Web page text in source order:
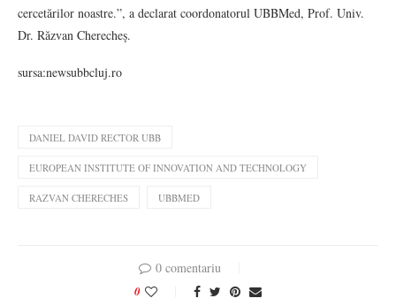
cercetărilor noastre.”, a declarat coordonatorul UBBMed, Prof. Univ.
Dr. Răzvan Cherecheș.
sursa:newsubbcluj.ro
DANIEL DAVID RECTOR UBB
EUROPEAN INSTITUTE OF INNOVATION AND TECHNOLOGY
RAZVAN CHERECHES UBBMED
0 comentariu
0